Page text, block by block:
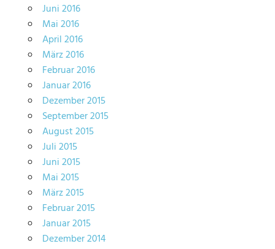
Juni 2016
Mai 2016
April 2016
März 2016
Februar 2016
Januar 2016
Dezember 2015
September 2015
August 2015
Juli 2015
Juni 2015
Mai 2015
März 2015
Februar 2015
Januar 2015
Dezember 2014